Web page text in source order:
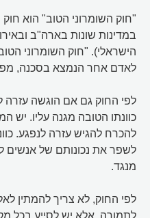
"חוק השומרוני הטוב" הוא
במדינות שונות בארה"ב
הישראלי). "חוק השומרוני
לאדם אחר הנמצא בסכנה,
לפי החוק גם אם הוגשה עזרה
כוונתו הטובה מגנה עליו. יש
להכרח להגיש עזרה לנפגע.
לשפר את נכונותם של אנשים
מנגד.
לפי החוק, לא צריך להמתין
לתמורה, אלא יש לסייע בכל